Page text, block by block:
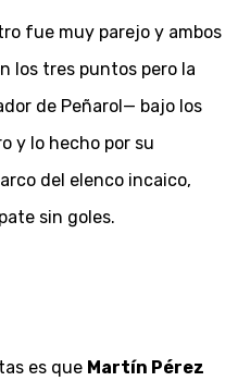
fue muy parejo y ambos
los tres puntos pero la
de Peñarol— bajo los
y lo hecho por su
del elenco incaico,
sin goles.
es que Martín Pérez